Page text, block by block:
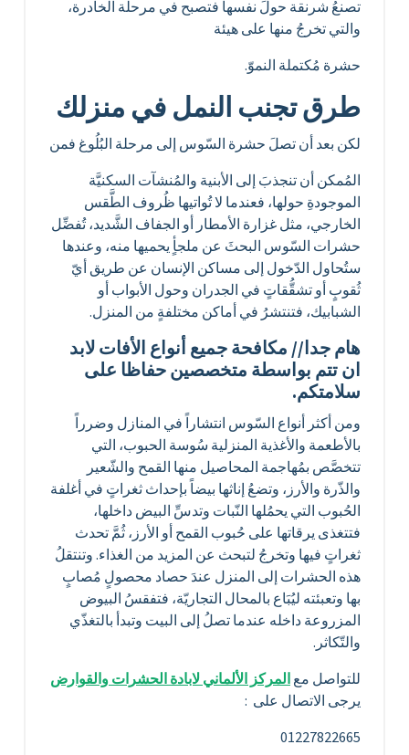
تصنعُ شرنقة حولَ نفسها فتصبح في مرحلة الخادرة،
والتي تخرجُ منها على هيئة
حشرة مُكتملة النموّ.
طرق تجنب النمل في منزلك
لكن بعد أن تصلَ حشرة السّوس إلى مرحلة البُلُوغ فمن
المُمكن أن تنجذبَ إلى الأبنية والمُنشآت السكنيَّة
الموجودةِ حولها، فعندما لا تُواتيها ظُروف الطَّقس
الخارجي، مثل غزارة الأمطار أو الجفاف الشَّديد، تُفضِّل
حشرات السّوس البحثَ عن ملجأٍ يحميها منه، وعندها
ستُحاول الدّخول إلى مساكن الإنسان عن طريق أيّ
ثُقوبٍ أو تشقُّقاتٍ في الجدران وحول الأبواب أو
الشبابيك، فتنتشرُ في أماكن مختلفةٍ من المنزل.
هام جدا// مكافحة جميع أنواع الأفات لابد
ان تتم بواسطة متخصصين حفاظا على
سلامتكم.
ومن أكثر أنواع السّوس انتشاراً في المنازل وضرراً
بالأطعمة والأغذية المنزلية سُوسة الحبوب، التي
تتخصَّص بمُهاجمة المحاصيل منها القمح والشّعير
والذّرة والأرز، وتضعُ إناثها بيضاً بإحداث ثغراتٍ في أغلفة
الحُبوب التي يحمُلها النّبات وتدسِّ البيض داخلها،
فتتغذى يرقاتها على حُبوب القمح أو الأرز، ثُمَّ تحدث
ثغراتٍ فيها وتخرجُ لتبحث عن المزيد من الغذاء. وتنتقلُ
هذه الحشرات إلى المنزل عندَ حصاد محصولٍ مُصابٍ
بها وتعبئته ليُبَاع بالمحال التجاريّة، فتفقسُ البيوض
المزروعة داخله عندما تصلُ إلى البيت وتبدأ بالتغذّي
والتّكاثر.
للتواصل مع المركز الألماني لابادة الحشرات والقوارض
يرجى الاتصال على :
01227822665